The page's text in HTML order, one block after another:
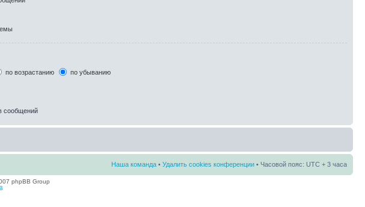
по возрастанию по убыванию
сообщений
Наша команда • Удалить cookies конференции • Часовой пояс: UTC + 3 часа
phpBB Group